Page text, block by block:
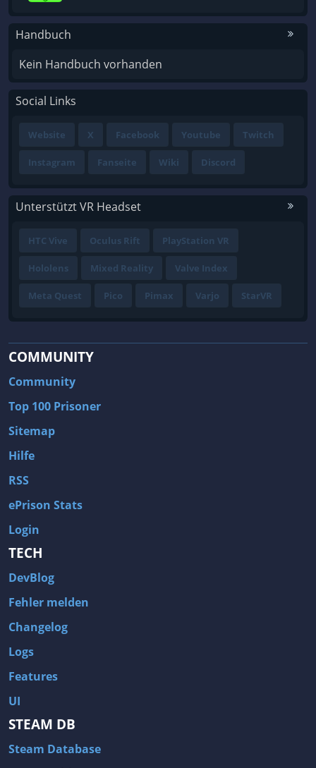
Handbuch
Kein Handbuch vorhanden
Social Links
Website X Facebook Youtube Twitch
Instagram Fanseite Wiki Discord
Unterstützt VR Headset
HTC Vive Oculus Rift PlayStation VR
Hololens Mixed Reality Valve Index
Meta Quest Pico Pimax Varjo StarVR
COMMUNITY
Community
Top 100 Prisoner
Sitemap
Hilfe
RSS
ePrison Stats
Login
TECH
DevBlog
Fehler melden
Changelog
Logs
Features
UI
STEAM DB
Steam Database